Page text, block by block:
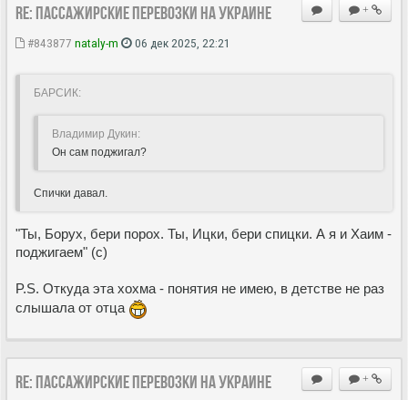
+
Re: Пассажирские перевозки на Украине
#843877 nataly-m 06 дек 2025, 22:21
БАРСИК:
Владимир Дукин:
Он сам поджигал?
Спички давал.
"Ты, Борух, бери порох. Ты, Ицки, бери спицки. А я и Хаим -
поджигаем" (с)
P.S. Откуда эта хохма - понятия не имею, в детстве не раз
слышала от отца
+
Re: Пассажирские перевозки на Украине